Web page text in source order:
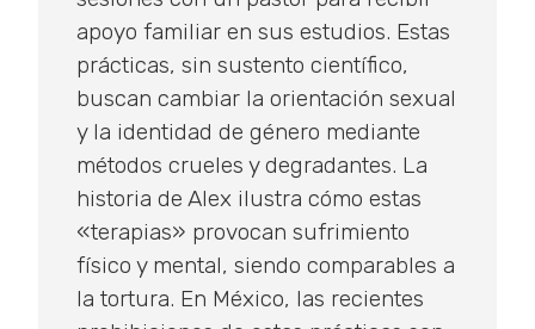
apoyo familiar en sus estudios. Estas
prácticas, sin sustento científico,
buscan cambiar la orientación sexual
y la identidad de género mediante
métodos crueles y degradantes. La
historia de Alex ilustra cómo estas
«terapias» provocan sufrimiento
físico y mental, siendo comparables a
la tortura. En México, las recientes